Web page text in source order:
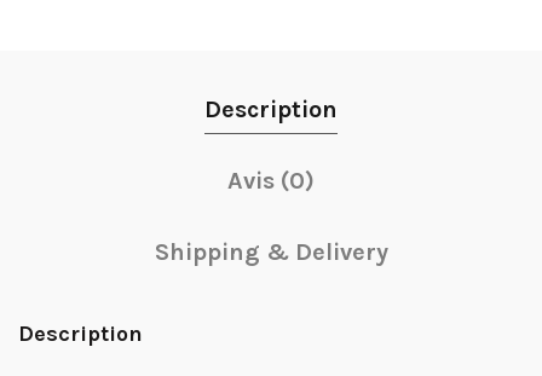
Description
Avis (0)
Shipping & Delivery
Description